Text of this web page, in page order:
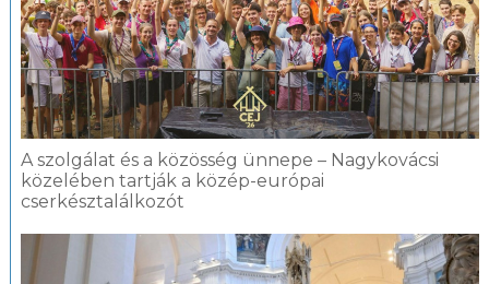
A szolgálat és a közösség ünnepe – Nagykovácsi
közelében tartják a közép-európai
cserkésztalálkozót